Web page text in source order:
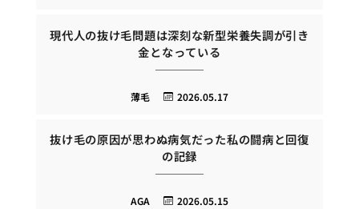
現代人の抜け毛問題は深刻な新型栄養失調が引き
金となっている
2026.05.17
薄毛
抜け毛の原因が思わぬ病気だった私の闘病と回復
の記録
2026.05.15
AGA